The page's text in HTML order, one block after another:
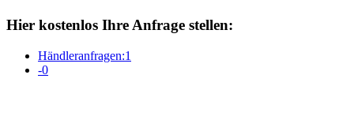
Hier kostenlos Ihre Anfrage stellen:
Händleranfragen:1
-0